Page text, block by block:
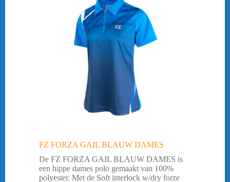
FZ FORZA GAIL BLAUW DAMES
De FZ FORZA GAIL BLAUW DAMES is
een hippe dames polo gemaakt van 100%
polyester. Met de Soft interlock w/dry forze